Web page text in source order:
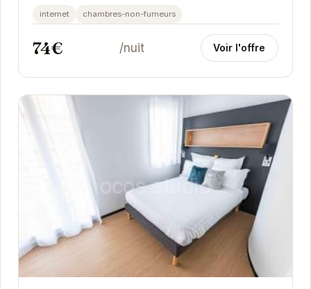
modernes et lumineuses sont équipées pour...
internet chambres-non-fumeurs
74€ /nuit Voir l'offre